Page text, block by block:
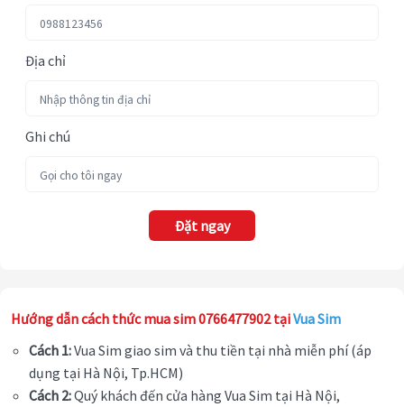
Địa chỉ
Ghi chú
Đặt ngay
Hướng dẫn cách thức mua sim 0766477902 tạiVua Sim
Cách 1:Vua Sim giao sim và thu tiền tại nhà miễn phí (áp
dụng tại Hà Nội, Tp.HCM)
Cách 2:Quý khách đến cửa hàng Vua Sim tại Hà Nội,